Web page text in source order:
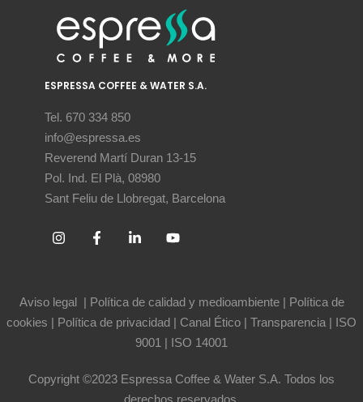
ESPRESSA COFFEE & WATER S.A.
Tel. 670 334 850
info@espressa.es
Reverend Martí Duran 13-15
Pol. Ind. El Plà, 08980
Sant Feliu de Llobregat, Barcelona
Aviso legal | Política de calidad y medioambiente| Política de
cookies | Política de privacidad | Canal Ético | Transparencia | ISO
9001 | ISO 14001
Copyright ©2023 Espressa Coffee & Water S.A. Todos los
derechos reservados.